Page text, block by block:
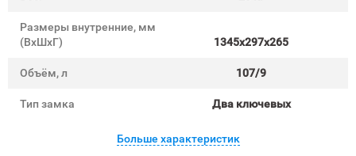
Размеры внутренние, мм
(ВхШхГ)
1345x297x265
Объём, л 107/9
Тип замка Два ключевых
Больше характеристик